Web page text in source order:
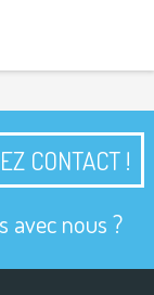
CONTACT !
avec nous ?